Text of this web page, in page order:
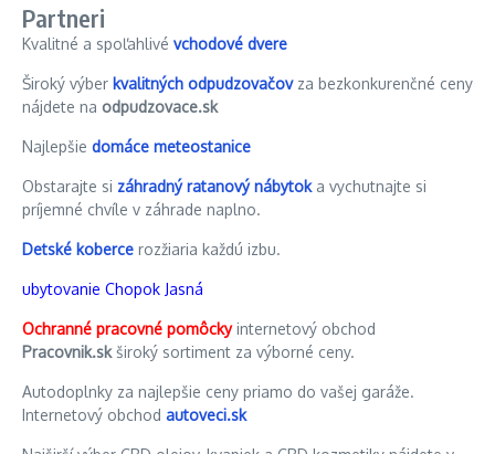
Partneri
Kvalitné a spoľahlivé vchodové dvere
Široký výber kvalitných odpudzovačovza bezkonkurenčné ceny
nájdete na odpudzovace.sk
Najlepšie domáce meteostanice
Obstarajte si záhradný ratanový nábytoka vychutnajte si
príjemné chvíle v záhrade naplno.
Detské koberce rozžiaria každú izbu.
ubytovanie Chopok Jasná
Ochranné pracovné pomôckyinternetový obchod
Pracovnik.skširoký sortiment za výborné ceny.
Autodoplnky za najlepšie ceny priamo do vašej garáže.
Internetový obchod autoveci.sk